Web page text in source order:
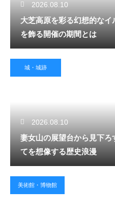
2026.08.10
大芝高原を彩る幻想的な
を飾る開催の期間とは
城・城跡
2026.08.10
妻女山の展望台から見下
てを想像する歴史浪漫
美術館・博物館